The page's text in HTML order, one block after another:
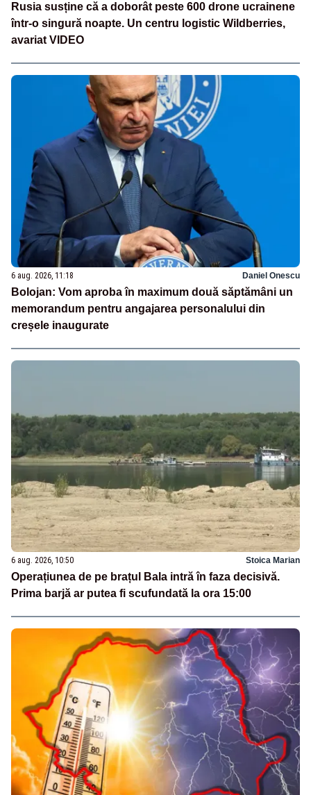
Rusia susține că a doborât peste 600 drone ucrainene
într-o singură noapte. Un centru logistic Wildberries,
avariat VIDEO
6 aug. 2026, 11:18 Daniel Onescu
Bolojan: Vom aproba în maximum două săptămâni un
memorandum pentru angajarea personalului din
creșele inaugurate
6 aug. 2026, 10:50 Stoica Marian
Operațiunea de pe brațul Bala intră în faza decisivă.
Prima barjă ar putea fi scufundată la ora 15:00